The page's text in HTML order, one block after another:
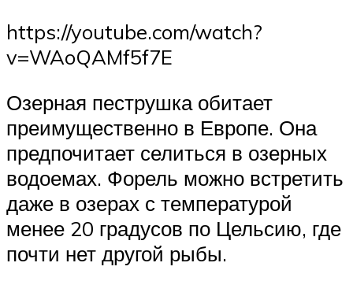
https://youtube.com/watch?
v=WAoQAMf5f7E
Озерная пеструшка обитает
преимущественно в Европе. Она
предпочитает селиться в озерных
водоемах. Форель можно встретить
даже в озерах с температурой
менее 20 градусов по Цельсию, где
почти нет другой рыбы.